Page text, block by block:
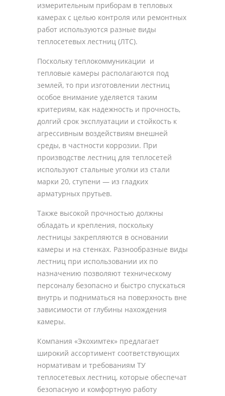
измерительным приборам в тепловых
камерах с целью контроля или ремонтных
работ используются разные виды
теплосетевых лестниц (ЛТС).
Поскольку теплокоммуникации и
тепловые камеры располагаются под
землей, то при изготовлении лестниц
особое внимание уделяется таким
критериям, как надежность и прочность,
долгий срок эксплуатации и стойкость к
агрессивным воздействиям внешней
среды, в частности коррозии. При
производстве лестниц для теплосетей
используют стальные уголки из стали
марки 20, ступени — из гладких
арматурных прутьев.
Также высокой прочностью должны
обладать и крепления, поскольку
лестницы закрепляются в основании
камеры и на стенках. Разнообразные виды
лестниц при использовании их по
назначению позволяют техническому
персоналу безопасно и быстро спускаться
внутрь и подниматься на поверхность вне
зависимости от глубины нахождения
камеры.
Компания «Экохимтек» предлагает
широкий ассортимент соответствующих
нормативам и требованиям ТУ
теплосетевых лестниц, которые обеспечат
безопасную и комфортную работу